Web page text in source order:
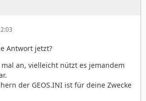
Antwort jetzt?
an, vielleicht nützt es jemandem
der GEOS.INI ist für deine Zwecke